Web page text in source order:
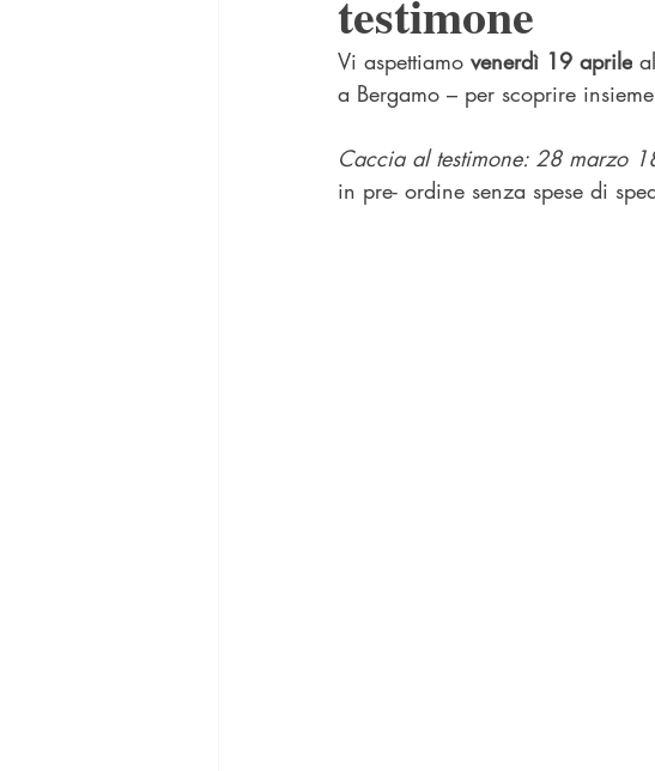
testimone
Vi aspettiamo venerdì 19 aprile
a Bergamo – per scoprire
Caccia al testimone: 28 marzo
in pre- ordine senza spese di